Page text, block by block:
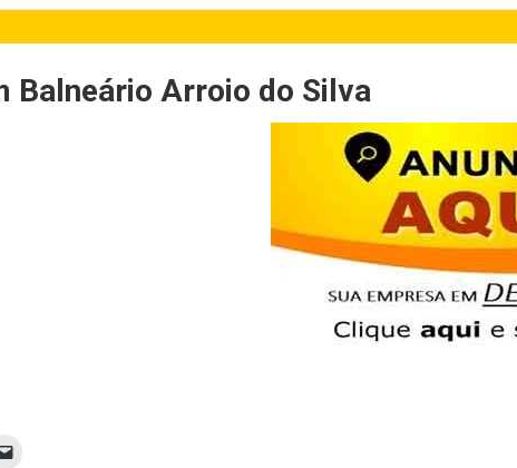
Balneário Arroio do Silva